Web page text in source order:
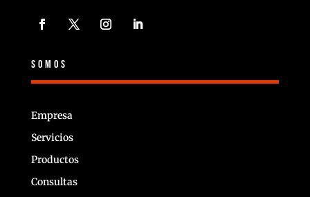
SOMOS
Empresa
Servicios
Productos
Consultas